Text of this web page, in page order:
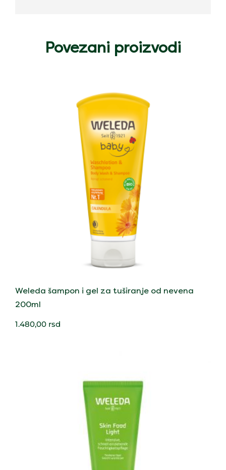
Povezani proizvodi
Weleda šampon i gel za tuširanje od nevena
200ml
1.480,00 rsd